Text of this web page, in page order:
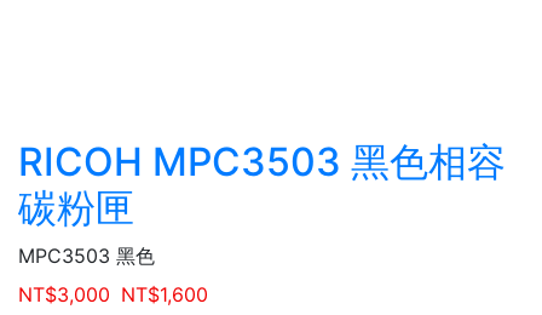
RICOH MPC3503 黑色相容
碳粉匣
MPC3503 黑色
NT$3,000 NT$1,600